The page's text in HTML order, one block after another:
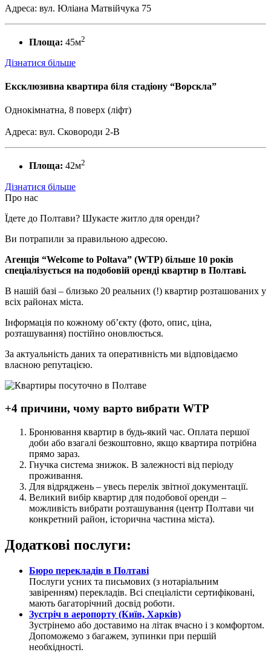
Адреса: вул. Юліана Матвійчука 75
Площа: 45м2
Дізнатися більше
Ексклюзивна квартира біля стадіону “Ворскла”
Однокімнатна, 8 поверх (ліфт)
Адреса: вул. Сковороди 2-В
Площа: 42м2
Дізнатися більше
Про нас
Їдете до Полтави? Шукаєте житло для оренди?
Ви потрапили за правильною адресою.
Агенція “Welcome to Poltava” (WTP) більше 10 років
спеціалізується на подобовій оренді квартир в Полтаві.
В нашій базі – близько 20 реальних (!) квартир розташованих у
всіх районах міста.
Інформація по кожному об’єкту (фото, опис, ціна,
розташування) постійно оновлюється.
За актуальність даних та оперативність ми відповідаємо
власною репутацією.
+4 причини, чому варто вибрати WTP
Бронювання квартир в будь-який час. Оплата першої
доби або взагалі безкоштовно, якщо квартира потрібна
прямо зараз.
Гнучка система знижок. В залежності від періоду
проживання.
Для відряджень – увесь перелік звітної документації.
Великий вибір квартир для подобової оренди –
можливість вибрати розташування (центр Полтави чи
конкретний район, історична частина міста).
Додаткові послуги:
Бюро перекладів в Полтаві
Послуги усних та письмових (з нотаріальним
завіренням) перекладів. Всі спеціалісти сертифіковані,
мають багаторічний досвід роботи.
Зустріч в аеропорту (Київ, Харків)
Зустрінемо або доставимо на літак вчасно і з комфортом.
Допоможемо з багажем, зупинки при першій
необхідності.